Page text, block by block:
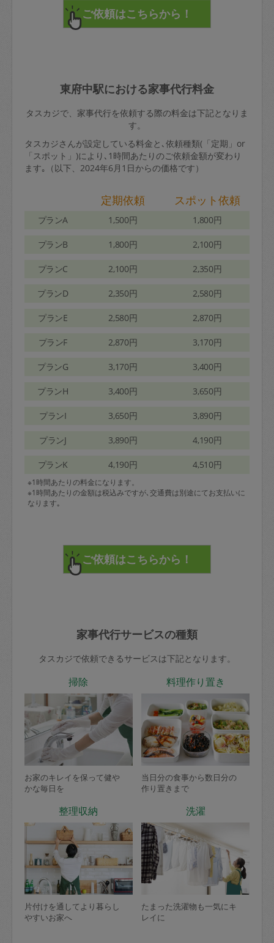
東府中駅における家事代行料金
タスカジで、家事代行を依頼する際の料金は下記となりま
す。
タスカジさんが設定している料金と､依頼種類(「定期」or
「スポット」)により､1時間あたりのご依頼金額が変わり
ます｡（以下、2024年6月1日からの価格です）
定期依頼 スポット依頼
プランA 1,500円 1,800円
プランB 1,800円 2,100円
プランC 2,100円 2,350円
プランD 2,350円 2,580円
プランE 2,580円 2,870円
プランF 2,870円 3,170円
プランG 3,170円 3,400円
プランH 3,400円 3,650円
プランI 3,650円 3,890円
プランJ 3,890円 4,190円
プランK 4,190円 4,510円
※1時間あたりの料金になります。
※1時間あたりの金額は税込みですが､交通費は別途にてお支払いに
なります｡
家事代行サービスの種類
タスカジで依頼できるサービスは下記となります。
掃除
お家のキレイを保って健や
かな毎日を
料理作り置き
当日分の食事から数日分の
作り置きまで
整理収納
片付けを通してより暮らし
やすいお家へ
洗濯
たまった洗濯物も一気にキ
レイに